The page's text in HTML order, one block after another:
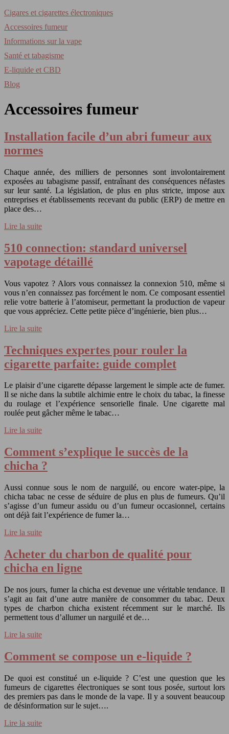
Cigares et cigarettes électroniques
Accessoires fumeur
Informations sur la vape
Santé et tabagisme
E-liquide et CBD
Blog
Accessoires fumeur
Installation facile d’un abri fumeur aux
normes
Chaque année, des milliers de personnes sont involontairement
exposées au tabagisme passif, entraînant des conséquences néfastes
sur leur santé. La législation, de plus en plus stricte, impose aux
entreprises et établissements recevant du public (ERP) de mettre en
place des…
Lire la suite
510 connection: standard universel
vapotage détaillé
Vous vapotez ? Alors vous connaissez la connexion 510, même si
vous n’en connaissez pas forcément le nom. Ce composant essentiel
relie votre batterie à l’atomiseur, permettant la production de vapeur
que vous appréciez. Cette petite pièce d’ingénierie, bien plus…
Lire la suite
Techniques expertes pour rouler la
cigarette parfaite: guide complet
Le plaisir d’une cigarette dépasse largement le simple acte de fumer.
Il se niche dans la subtile alchimie entre le choix du tabac, la finesse
du roulage et l’expérience sensorielle finale. Une cigarette mal
roulée peut gâcher même le tabac…
Lire la suite
Comment s’explique le succès de la
chicha ?
Aussi connue sous le nom de narguilé, ou encore water-pipe, la
chicha tabac ne cesse de séduire de plus en plus de fumeurs. Qu’il
s’agisse d’un fumeur assidu ou d’un fumeur occasionnel, certains
ont déjà fait l’expérience de fumer la…
Lire la suite
Acheter du charbon de qualité pour
chicha en ligne
De nos jours, fumer la chicha est devenue une véritable tendance. Il
s’agit au fait d’une autre manière de consommer du tabac. Deux
types de charbon chicha existent récemment sur le marché. Ils
permettent tous d’allumer un narguilé et de…
Lire la suite
Comment se compose un e-liquide ?
De quoi est constitué un e-liquide ? C’est une question que les
fumeurs de cigarettes électroniques se sont tous posée, surtout lors
des premiers pas dans le monde de la vape. Il y a souvent beaucoup
de désinformation sur le sujet….
Lire la suite